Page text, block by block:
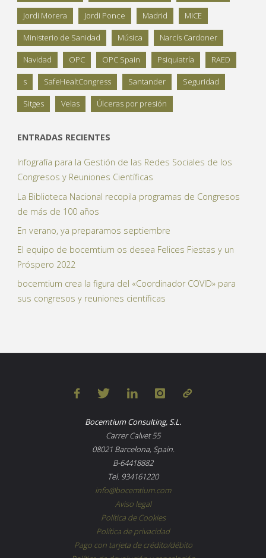
Jordi Morera Jordi Ponce Madrid MICE
Ministerio de Sanidad Música Narcís Cardoner
Navidad OPC OPC Spain Psiquiatría RAED
s SafeHealtCongress Santander Seguridad
Sitges Velas Úlceras por presión
ENTRADAS RECIENTES
Infografía para la Gestión de las Redes Sociales de los
Congresos y Reuniones Científicas
La Biblioteca Nacional recopila programas de Congresos
de más de 100 años
En verano, ya preparamos septiembre
El equipo de bocemtium os desea Felices Fiestas y un
Próspero 2022
bocemtium crea la figura del «Coordinador COVID» para
sus congresos y reuniones científicas
Bocemtium Consulting, S.L.
Carrer Calvet 55
08021 Barcelona, Spain.
B-64418882
Tel. 934161220
info@bocemtium.com
Aviso legal
Política de Cookies
Política de privacidad
Pago con tarjeta de crédito/débito